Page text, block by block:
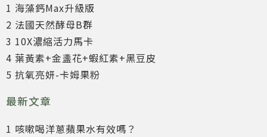
1 海藻鈣Max升級版
2 法國天然酵母B群
3 10X濃縮活力馬卡
4 葉黃素+金盞花+蝦紅素+黑豆皮
5 抗氧亮妍-卡姆果粉
最新文章
1 咳嗽喝洋蔥蘋果水有效嗎？